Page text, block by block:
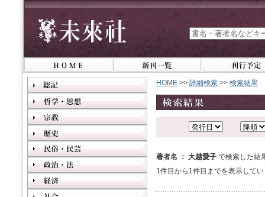
HOME >> 詳細検索 >> 検索結果
著者名 ： 大越愛子 で検索した結
1件目から1件目までを表示して